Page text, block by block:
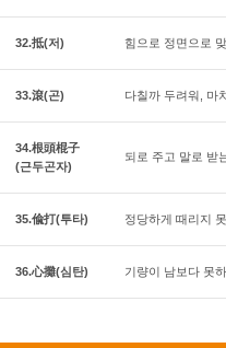
32.抵(저) 힘으로 정면으로
33.滾(곤) 다칠까 두려워, 마
34.根頭棍子
(근두곤자)
되로 주고 말로 받
35.偸打(투타) 정당하게 때리지
36.心攤(심탄) 기량이 남보다 못